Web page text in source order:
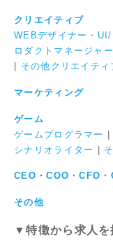
クリエイティブ
WEBデザイナー・
ロダクトマネージャー
その他クリエイティ
マーケティング
ゲーム
ゲームプログラマー |
シナリオライター |
CEO・COO・CFO・
その他
▼特徴から求人を